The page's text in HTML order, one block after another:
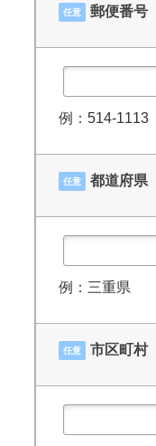
任意 郵便番号
例：514-1113
任意 都道府県
例：三重県
任意 市区町村